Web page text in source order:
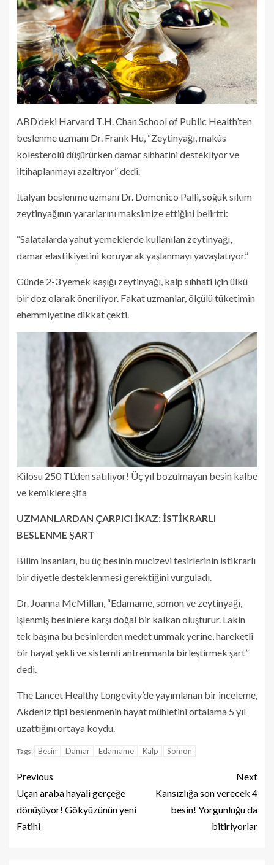
ABD’deki Harvard T.H. Chan School of Public Health’ten
beslenme uzmanı Dr. Frank Hu, “Zeytinyağı, makûs
kolesterolü düşürürken damar sıhhatini destekliyor ve
iltihaplanmayı azaltıyor” dedi.
İtalyan beslenme uzmanı Dr. Domenico Palli, soğuk sıkım
zeytinyağının yararlarını maksimize ettiğini belirtti:
“Salatalarda yahut yemeklerde kullanılan zeytinyağı,
damar elastikiyetini koruyarak yaşlanmayı yavaşlatıyor.”
Günde 2-3 yemek kaşığı zeytinyağı, kalp sıhhati için ülkü
bir doz olarak öneriliyor. Fakat uzmanlar, ölçülü tüketimin
ehemmiyetine dikkat çekti.
Kilosu 250 TL’den satılıyor! Üç yıl bozulmayan besin kalbe
ve kemiklere şifa
UZMANLARDAN ÇARPICI İKAZ: İSTİKRARLI
BESLENME ŞART
Bilim insanları, bu üç besinin mucizevi tesirlerinin istikrarlı
bir diyetle desteklenmesi gerektiğini vurguladı.
Dr. Joanna McMillan, “Edamame, somon ve zeytinyağı,
işlenmiş besinlere karşı doğal bir kalkan oluşturur. Lakin
tek başına bu besinlerden medet ummak yerine, hareketli
bir hayat şekli ve sistemli antrenmanla birleştirmek şart”
dedi.
The Lancet Healthy Longevity’de yayımlanan bir inceleme,
Akdeniz tipi beslenmenin hayat mühletini ortalama 5 yıl
uzattığını ortaya koydu.
Tags: Besin Damar Edamame Kalp Somon
Previous
Uçan araba hayali gerçeğe
dönüşüyor! Gökyüzünün yeni
Fatihi
Next
Kansızlığa son verecek 4
besin! Yorgunluğu da
bitiriyorlar